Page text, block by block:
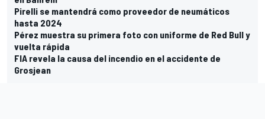
Pirelli se mantendrá como proveedor de neumáticos
hasta 2024
Pérez muestra su primera foto con uniforme de Red Bull y
vuelta rápida
FIA revela la causa del incendio en el accidente de
Grosjean